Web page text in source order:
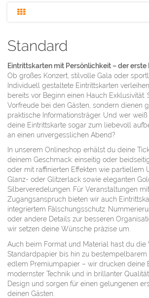
Standard
Eintrittskarten mit Persönlichkeit – der
Ob großes Konzert, stilvolle Gala oder
Individuell gestaltete Eintrittskarten
bereits vor Beginn einen Hauch Exklusivität.
Vorfreude bei den Gästen, sondern dienen
praktische Informationsträger. Und wer
deine Eintrittskarte sogar zum liebevoll
an einen unvergesslichen Abend?
In unserem Onlineshop erhälst du deine
deinem Geschmack: einseitig oder
oder mit raffinierten Effekten wie partiellem
Glanz- oder Glitzerlack sowie eleganten
Silberveredelungen. Für Veranstaltungen
Zugangsanspruch bieten wir auch
integriertem Fälschungsschutz.
oder andere Details zur besseren
wir setzen deine Wünsche präzise um.
Auch beim Format und Material hast du die
Standardpapier bis hin zu bestempelbarem
edlem Premiumpapier – wir drucken deine
modernster Technik und in brillanter
Design und sorgen für einen gelungenen
deinen Gästen.